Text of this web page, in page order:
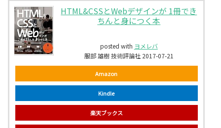
HTML&CSSとWebデザインが 1冊でき
ちんと身につく本
posted with ヨメレバ
服部 雄樹 技術評論社 2017-07-21
Amazon
Kindle
楽天ブックス